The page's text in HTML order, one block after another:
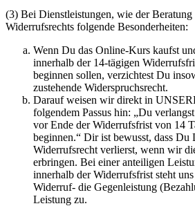
(3) Bei Dienstleistungen, wie der
Widerrufsrechts folgende Besonderheiten:
Wenn Du das Online-Kurs kaufst
innerhalb der 14-tägigen
beginnen sollen, verzichtest Du
zustehende Widerspruchsrecht.
Darauf weisen wir direkt in
folgendem Passus hin: „Du
vor Ende der Widerrufsfrist von 14
beginnen.“ Dir ist bewusst, dass Du
Widerrufsrecht verlierst, wenn wir
erbringen. Bei einer anteiligen
innerhalb der Widerrufsfrist steht
Widerruf- die Gegenleistung
Leistung zu.